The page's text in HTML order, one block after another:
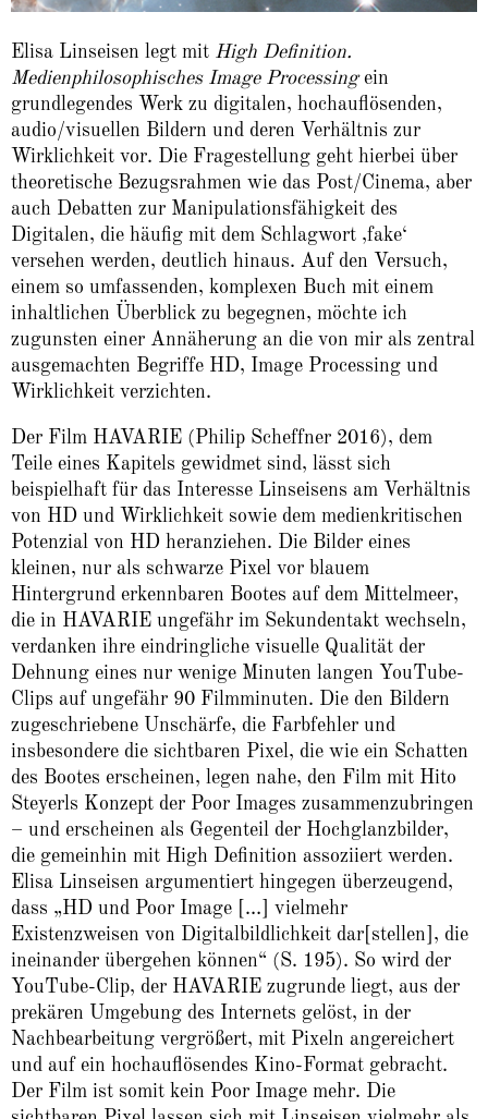
Elisa Linseisen legt mit High Definition.
Medienphilosophisches Image Processingein
grundlegendes Werk zu digitalen, hochauflösenden,
audio/visuellen Bildern und deren Verhältnis zur
Wirklichkeit vor. Die Fragestellung geht hierbei über
theoretische Bezugsrahmen wie das Post/Cinema, aber
auch Debatten zur Manipulationsfähigkeit des
Digitalen, die häufig mit dem Schlagwort ‚fake‘
versehen werden, deutlich hinaus. Auf den Versuch,
einem so umfassenden, komplexen Buch mit einem
inhaltlichen Überblick zu begegnen, möchte ich
zugunsten einer Annäherung an die von mir als zentral
ausgemachten Begriffe HD, Image Processing und
Wirklichkeit verzichten.
Der Film HAVARIE (Philip Scheffner 2016), dem
Teile eines Kapitels gewidmet sind, lässt sich
beispielhaft für das Interesse Linseisens am Verhältnis
von HD und Wirklichkeit sowie dem medienkritischen
Potenzial von HD heranziehen. Die Bilder eines
kleinen, nur als schwarze Pixel vor blauem
Hintergrund erkennbaren Bootes auf dem Mittelmeer,
die in HAVARIE ungefähr im Sekundentakt wechseln,
verdanken ihre eindringliche visuelle Qualität der
Dehnung eines nur wenige Minuten langen YouTube-
Clips auf ungefähr 90 Filmminuten. Die den Bildern
zugeschriebene Unschärfe, die Farbfehler und
insbesondere die sichtbaren Pixel, die wie ein Schatten
des Bootes erscheinen, legen nahe, den Film mit Hito
Steyerls Konzept der Poor Images zusammenzubringen
– und erscheinen als Gegenteil der Hochglanzbilder,
die gemeinhin mit High Definition assoziiert werden.
Elisa Linseisen argumentiert hingegen überzeugend,
dass „HD und Poor Image […] vielmehr
Existenzweisen von Digitalbildlichkeit dar[stellen], die
ineinander übergehen können“ (S. 195). So wird der
YouTube-Clip, der HAVARIE zugrunde liegt, aus der
prekären Umgebung des Internets gelöst, in der
Nachbearbeitung vergrößert, mit Pixeln angereichert
und auf ein hochauflösendes Kino-Format gebracht.
Der Film ist somit kein Poor Image mehr. Die